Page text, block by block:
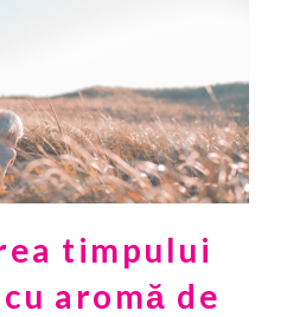
timpului
aromă de